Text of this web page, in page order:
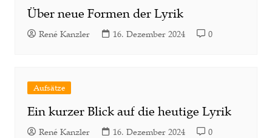
Über neue Formen der Lyrik
René Kanzler 16. Dezember 2024 0
Aufsätze
Ein kurzer Blick auf die heutige Lyrik
René Kanzler 16. Dezember 2024 0